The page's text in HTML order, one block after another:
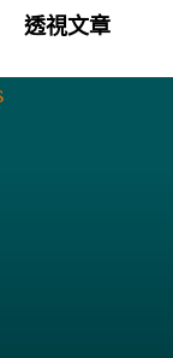
透視文章